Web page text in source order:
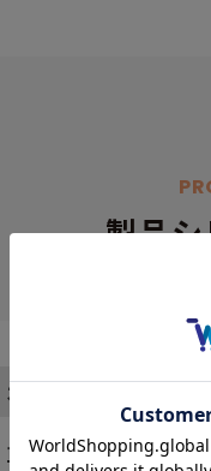
製品
オフィス・家庭用
車椅子・介護用